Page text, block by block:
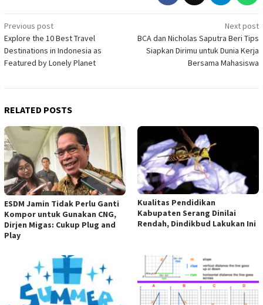
Post
navigation
Previous post
Explore the 10 Best Travel
Destinations in Indonesia as
Featured by Lonely Planet
Next post
BCA dan Nicholas Saputra Beri Tips
Siapkan Dirimu untuk Dunia Kerja
Bersama Mahasiswa
RELATED POSTS
ESDM Jamin Tidak Perlu Ganti
Kompor untuk Gunakan CNG,
Dirjen Migas: Cukup Plug and
Play
Kualitas Pendidikan
Kabupaten Serang Dinilai
Rendah, Dindikbud Lakukan Ini